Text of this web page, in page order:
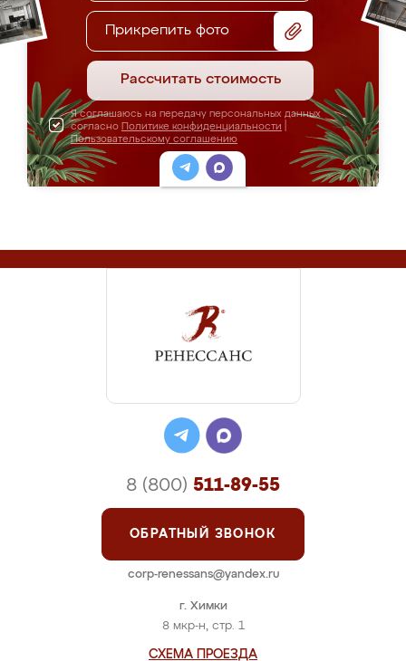
Прикрепить фото
Рассчитать стоимость
Я соглашаюсь на передачу персональных данных
согласно Политике конфиденциальности
Пользовательскому соглашению
г. Химки
8 мкр-н, стр. 1
СХЕМА ПРОЕЗДА
8 (800) 511-89-55
ОБРАТНЫЙ ЗВОНОК
corp-renessans@yandex.ru